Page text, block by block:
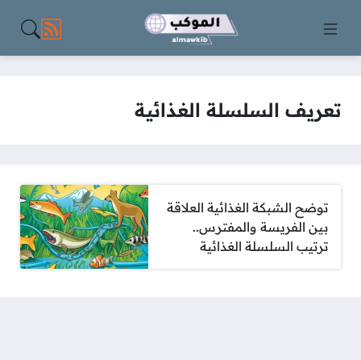
مواقع
تعريف السلسلة الغذائية
توضح الشبكة الغذائية العلاقة
بين الفريسة والمفترس..
ترتيب السلسلة الغذائية